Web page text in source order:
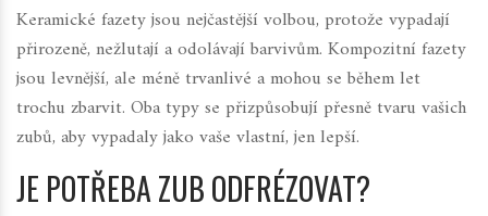
Keramické fazety jsou nejčastější volbou, protože vypadají
přirozeně, nežlutají a odolávají barvivům. Kompozitní fazety
jsou levnější, ale méně trvanlivé a mohou se během let
trochu zbarvit. Oba typy se přizpůsobují přesně tvaru vašich
zubů, aby vypadaly jako vaše vlastní, jen lepší.
JE POTŘEBA ZUB ODFRÉZOVAT?